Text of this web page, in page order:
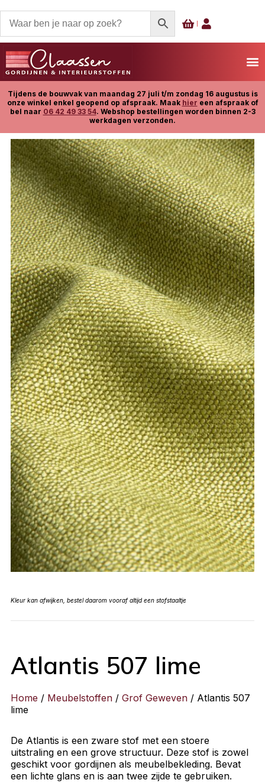
Tijdens de bouwvak van maandag 27 juli t/m zondag 16 augustus is
onze winkel enkel geopend op afspraak. Maak hier een afspraak of
bel naar 06 42 49 33 54. Webshop bestellingen worden binnen 2-3
werkdagen verzonden.
Kleur kan afwijken, bestel daarom vooraf altijd een stofstaaltje
Atlantis 507 lime
Home / Meubelstoffen / Grof Geweven / Atlantis 507
lime
De Atlantis is een zware stof met een stoere
uitstraling en een grove structuur. Deze stof is zowel
geschikt voor gordijnen als meubelbekleding. Bevat
een lichte glans en is aan twee zijde te gebruiken.